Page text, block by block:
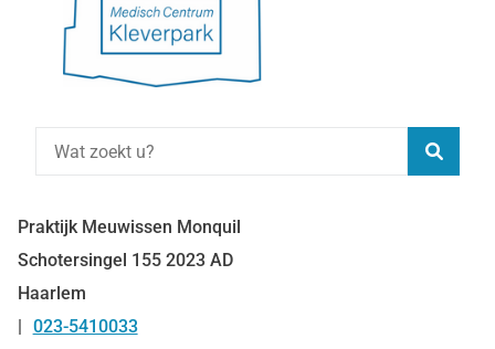
Praktijk Meuwissen Monquil
Schotersingel 155 2023 AD
Haarlem
Tel:
023-5410033